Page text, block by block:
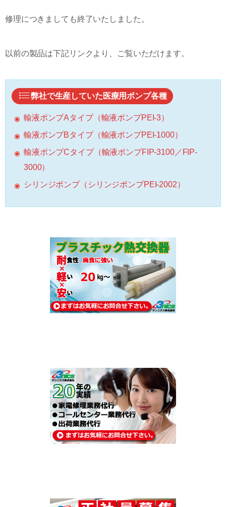
修理につきましても終了いたしました。
以前の製品は下記リンクより、ご覧いただけます。
弊社で生産していた医療用ポンプ各種
輸液ポンプAタイプ（輸液ポンプPEI-3）
輸液ポンプBタイプ（輸液ポンプPEI-1000）
輸液ポンプCタイプ（輸液ポンプFIP-3100／FIP-
3000）
シリンジポンプ（シリンジポンプPEI-2002）